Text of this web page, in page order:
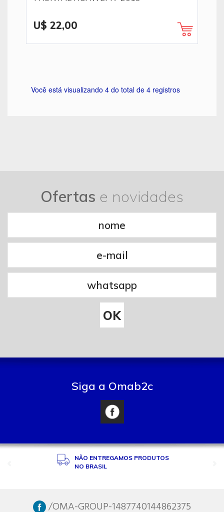
U$ 22,00
Você está visualizando 4 do total de 4 registros
Ofertas e novidades
Siga a Omab2c
NÃO ENTREGAMOS PRODUTOS
NO BRASIL
/OMA-GROUP-1487740144862375